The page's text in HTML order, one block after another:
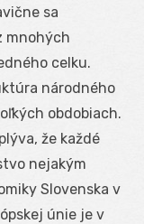
sa
mnohých
celku.
národného
obdobiach.
že každé
nejakým
Slovenska v
únie je v